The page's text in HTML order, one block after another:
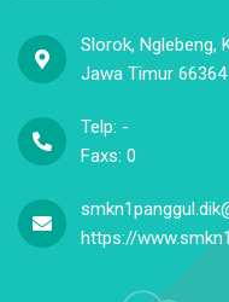
Slorok, Nglebeng,
Jawa Timur 66364
Telp: -
Faxs: 0
https://